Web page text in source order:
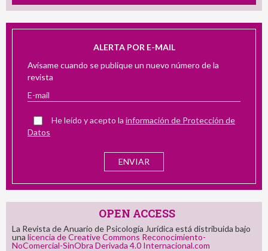
ALERTA POR E-MAIL
Avísame cuando se publique un nuevo número de la
revista
He leído y acepto la información de Protección de
Datos
OPEN ACCESS
La Revista de Anuario de Psicología Jurídica está distribuida bajo
una licencia de Creative Commons Reconocimiento-
NoComercial-SinObra Derivada 4.0 Internacional.com